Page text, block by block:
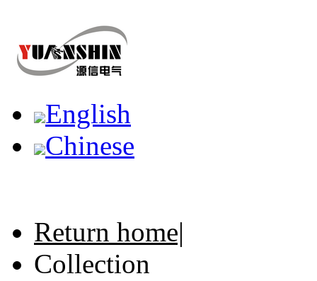
English
Chinese
Return home|
Collection